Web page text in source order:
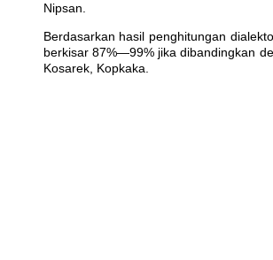
Nipsan.
Berdasarkan hasil penghitungan
berkisar 87%—99% jika dibandingkan
Kosarek, Kopkaka.